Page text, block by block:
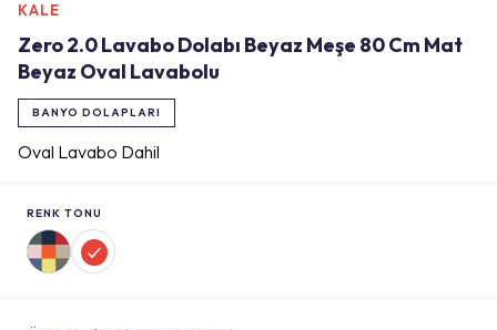
KALE
Zero 2.0 Lavabo Dolabı Beyaz Meşe 80 Cm Mat
Beyaz Oval Lavabolu
BANYO DOLAPLARI
Oval Lavabo Dahil
RENK TONU